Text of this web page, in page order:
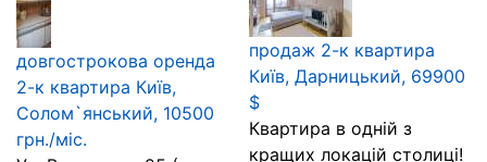
довгострокова оренда
2-к квартира Київ,
Солом`янський, 10500
грн./міс.
продаж 2-к квартира
Київ, Дарницький, 69900
$
Квартира в одній з
кращих локацій столиці!